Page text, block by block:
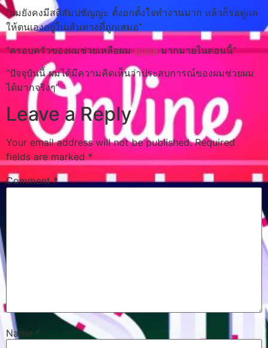
“ผมยังคงมีสติสัมปชัญญะ ตั้งอกตั้งใจทำงานมาก แล้วก็รอดูแล
ให้ตนเองอยู่ในเส้นทางที่ถูกเสมอ”
“ครอบครัวของผมช่วยเหลือผมดูบอลมากมายในตอนนี้”
“ปัจจุบันนี้ ผมได้มีความคิดเห็นว่าประสบการณ์ของผมช่วยผม
ได้มากจริงๆ”
Leave a Reply
Your email address will not be published. Required
fields are marked*
Comment*
Name *